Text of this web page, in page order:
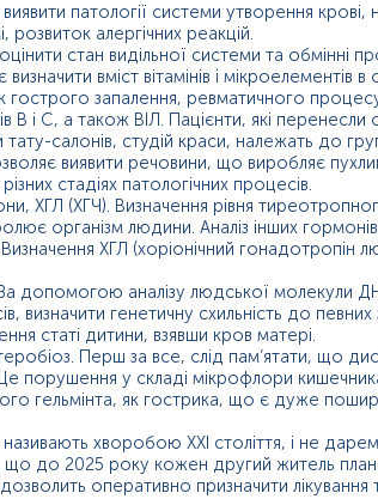
патології системи утворення крові,
розвиток алергічних реакцій.
стан видільної системи та обмінні
визначити вміст вітамінів і мікроелементів
гострого запалення, ревматичного
В і С, а також ВІЛ. Пацієнти, які перенесли
тату-салонів, студій краси, належать до
виявити речовини, що виробляє
стадіях патологічних процесів.
ХГЛ (ХГЧ). Визначення рівня
організм людини. Аналіз інших
ХГЛ (хоріонічний
допомогою аналізу людської молекули
визначити генетичну схильність до
статі дитини, взявши кров матері.
Перш за все, слід пам’ятати, що
порушення у складі мікрофлори
гельмінта, як гострика, що є дуже
називають хворобою ХХІ століття, і не
що до 2025 року кожен другий житель
оперативно призначити лікування